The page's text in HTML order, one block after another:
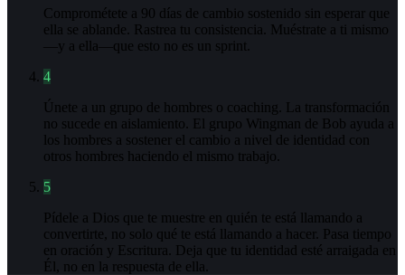
Comprométete a 90 días de cambio sostenido sin esperar que
ella se ablande. Rastrea tu consistencia. Muéstrate a ti mismo
—y a ella—que esto no es un sprint.
4
Únete a un grupo de hombres o coaching. La transformación
no sucede en aislamiento. El grupo Wingman de Bob ayuda a
los hombres a sostener el cambio a nivel de identidad con
otros hombres haciendo el mismo trabajo.
5
Pídele a Dios que te muestre en quién te está llamando a
convertirte, no solo qué te está llamando a hacer. Pasa tiempo
en oración y Escritura. Deja que tu identidad esté arraigada en
Él, no en la respuesta de ella.